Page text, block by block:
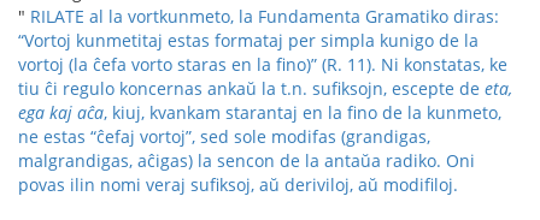
" RILATE al la vortkunmeto, la Fundamenta Gramatiko diras:
“Vortoj kunmetitaj estas formataj per simpla kunigo de la
vortoj (la ĉefa vorto staras en la fino)” (R. 11). Ni konstatas, ke
tiu ĉi regulo koncernas ankaŭ la t.n. sufiksojn, escepte de eta,
ega kaj aĉa, kiuj, kvankam starantaj en la fino de la kunmeto,
ne estas “ĉefaj vortoj”, sed sole modifas (grandigas,
malgrandigas, aĉigas) la sencon de la antaŭa radiko. Oni
povas ilin nomi veraj sufiksoj, aŭ deriviloj, aŭ modifiloj.